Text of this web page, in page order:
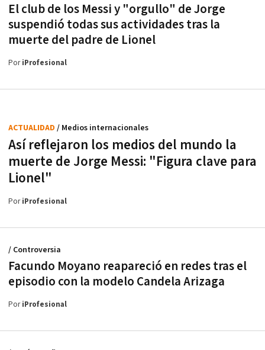
El club de los Messi y "orgullo" de Jorge
suspendió todas sus actividades tras la
muerte del padre de Lionel
PoriProfesional
Así reflejaron los medios del mundo la
muerte de Jorge Messi: "Figura clave para
Lionel"
ACTUALIDAD / Medios internacionales
PoriProfesional
Facundo Moyano reapareció en redes tras el
episodio con la modelo Candela Arizaga
/ Controversia
PoriProfesional